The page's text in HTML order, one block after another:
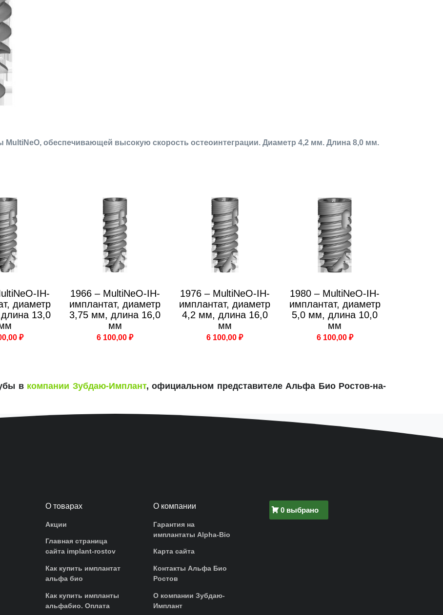
MultiNeO, обеспечивающей высокую скорость остеоинтеграции. Диаметр 4,2 мм. Длина 8,0 мм.
IH-
диаметр
13,0
₽
1966 – MultiNeO-IH-
имплантат, диаметр
3,75 мм, длина 16,0
мм
6 100,00 ₽
1976 – MultiNeO-IH-
имплантат, диаметр
4,2 мм, длина 16,0
мм
6 100,00 ₽
1980 – MultiNeO-IH-
имплантат, диаметр
5,0 мм, длина 10,0
мм
6 100,00 ₽
в компании Зубдаю-Имплант, официальном представителе Альфа Био Ростов-на-
О товарах
Акции
Главная страница
сайта implant-rostov
Как купить имплантат
альфа био
Как купить импланты
альфабио. Оплата
О компании
Гарантия на
имплантаты Alpha-Bio
Карта сайта
Контакты Альфа Био
Ростов
О компании Зубдаю-
Имплант
0 выбрано